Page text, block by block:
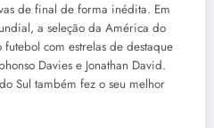
de final de forma inédita. Em
a seleção da América do
com estrelas de destaque
Davies e Jonathan David.
Sul também fez o seu melhor